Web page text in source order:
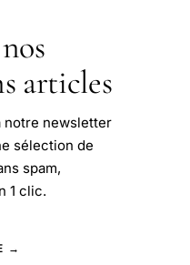
articles
notre newsletter
sélection de
spam,
1 clic.
→